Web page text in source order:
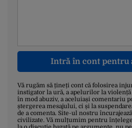
Intră în cont pentru
Vă rugăm să țineți cont că folosirea
instigator la ură, a apelurilor la
în mod abuziv, a aceluiași comentariu
ștergerea mesajului, ci și la
de a comenta. Site-ul nostru
civilizate. Vă mulțumim pentru